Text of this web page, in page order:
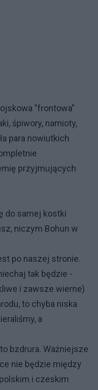
"frontowa"
śpiwory, namioty,
para nowiutkich
przyjmujących
do samej kostki
niczym Bohun w
po naszej stronie.
tak będzie -
i zawsze wierne)
to chyba niska
a
bzdrura. Ważniejsze
nie będzie między
i czeskim